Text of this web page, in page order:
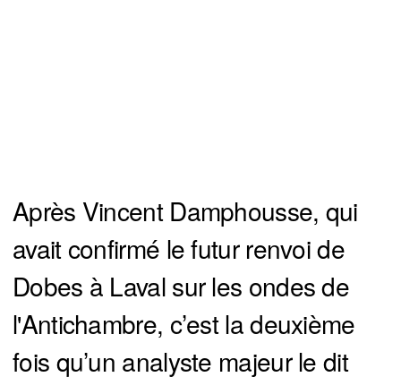
Après Vincent Damphousse, qui
avait confirmé le futur renvoi de
Dobes à Laval sur les ondes de
l'Antichambre, c’est la deuxième
fois qu’un analyste majeur le dit